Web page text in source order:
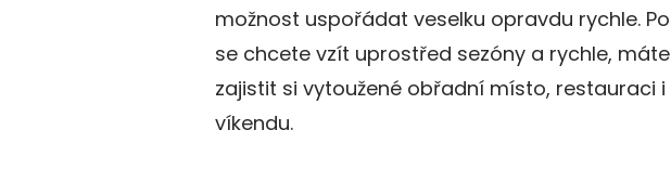
možnost uspořádat veselku opravdu rychle.
se chcete vzít uprostřed sezóny a rychle,
zajistit si vytoužené obřadní místo, restauraci
víkendu.